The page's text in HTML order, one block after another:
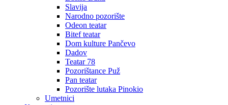
Slavija
Narodno pozorište
Odeon teatar
Bitef teatar
Dom kulture Pančevo
Dadov
Teatar 78
Pozorištance Puž
Pan teatar
Pozorište lutaka Pinokio
Umetnici